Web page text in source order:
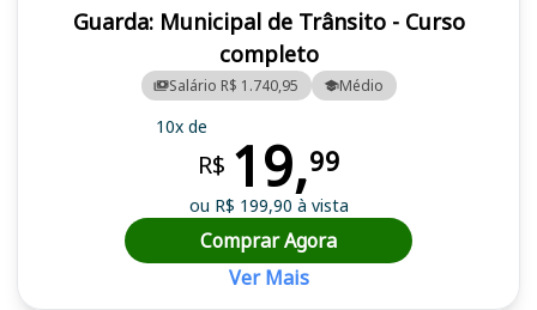
Guarda: Municipal de Trânsito - Curso
completo
Salário R$ 1.740,95 Médio
10x de
R$ 19,99
ou R$ 199,90 à vista
Comprar Agora
Ver Mais